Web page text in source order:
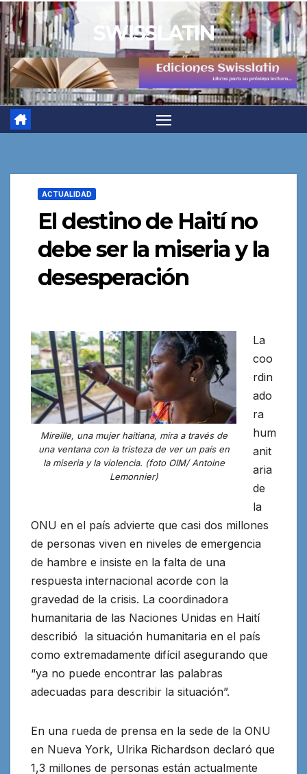
Saltar
al
contenido
SWISSLATIN
ACTUALIDAD
El destino de Haití no
debe ser la miseria y la
desesperación
Mireille, una mujer haitiana, mira a través de
una ventana con la tristeza de ver un país en
la miseria y la violencia. (foto OIM/ Antoine
Lemonnier)
La
coo
rdin
ado
ra
hum
anit
aria
de
la
ONU en el país advierte que casi dos millones
de personas viven en niveles de emergencia
de hambre e insiste en la falta de una
respuesta internacional acorde con la
gravedad de la crisis. La coordinadora
humanitaria de las Naciones Unidas en Haití
describió la situación humanitaria en el país
como extremadamente difícil asegurando que
“ya no puede encontrar las palabras
adecuadas para describir la situación”.
En una rueda de prensa en la sede de la ONU
en Nueva York, Ulrika Richardson declaró que
1,3 millones de personas están actualmente